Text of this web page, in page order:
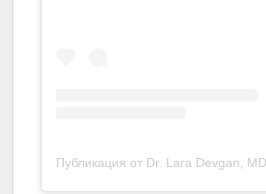
Публикация от Dr. Lara Devgan,